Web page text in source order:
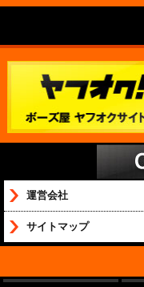
運営会社
サイトマップ